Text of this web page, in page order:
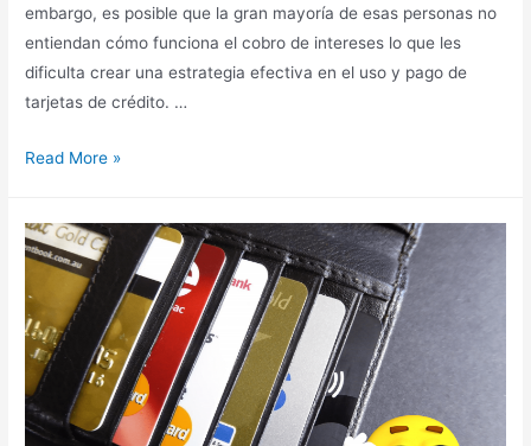
embargo, es posible que la gran mayoría de esas personas no
entiendan cómo funciona el cobro de intereses lo que les
dificulta crear una estrategia efectiva en el uso y pago de
tarjetas de crédito. …
Entendiendo
Tarjetas
Crédito
–
Parte
02
Read More »